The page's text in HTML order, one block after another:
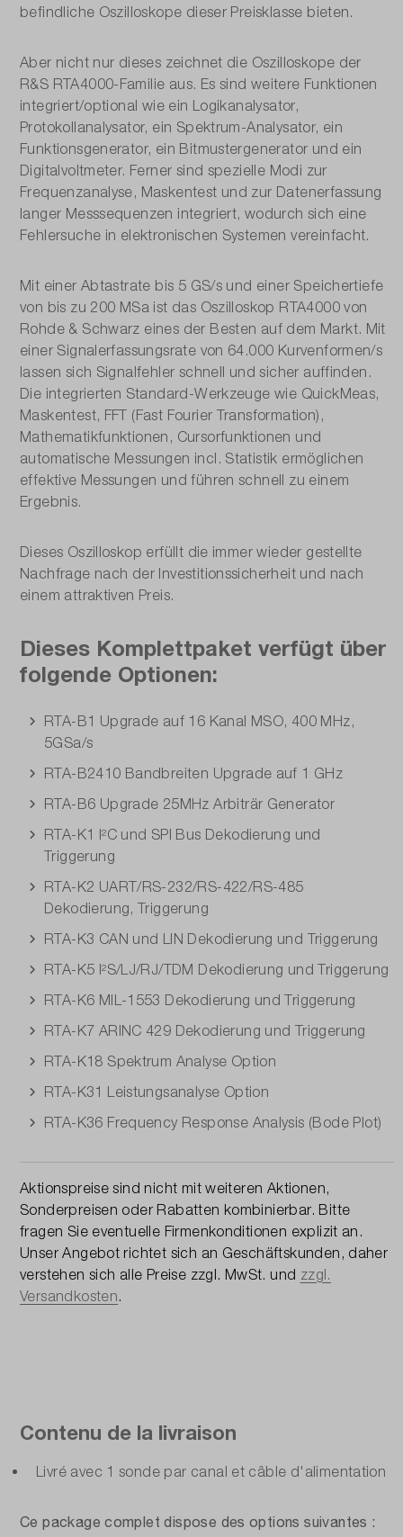
befindliche Oszilloskope dieser Preisklasse bieten.
Aber nicht nur dieses zeichnet die Oszilloskope der
R&S RTA4000-Familie aus. Es sind weitere Funktionen
integriert/optional wie ein Logikanalysator,
Protokollanalysator, ein Spektrum-Analysator, ein
Funktionsgenerator, ein Bitmustergenerator und ein
Digitalvoltmeter. Ferner sind spezielle Modi zur
Frequenzanalyse, Maskentest und zur Datenerfassung
langer Messsequenzen integriert, wodurch sich eine
Fehlersuche in elektronischen Systemen vereinfacht.
Mit einer Abtastrate bis 5 GS/s und einer Speichertiefe
von bis zu 200 MSa ist das Oszilloskop RTA4000 von
Rohde & Schwarz eines der Besten auf dem Markt. Mit
einer Signalerfassungsrate von 64.000 Kurvenformen/s
lassen sich Signalfehler schnell und sicher auffinden.
Die integrierten Standard-Werkzeuge wie QuickMeas,
Maskentest, FFT (Fast Fourier Transformation),
Mathematikfunktionen, Cursorfunktionen und
automatische Messungen incl. Statistik ermöglichen
effektive Messungen und führen schnell zu einem
Ergebnis.
Dieses Oszilloskop erfüllt die immer wieder gestellte
Nachfrage nach der Investitionssicherheit und nach
einem attraktiven Preis.
Dieses Komplettpaket verfügt über
folgende Optionen:
RTA-B1 Upgrade auf 16 Kanal MSO, 400 MHz,
5GSa/s
RTA-B2410 Bandbreiten Upgrade auf 1 GHz
RTA-B6 Upgrade 25MHz Arbiträr Generator
RTA-K1 I²C und SPI Bus Dekodierung und
Triggerung
RTA-K2 UART/RS-232/RS-422/RS-485
Dekodierung, Triggerung
RTA-K3 CAN und LIN Dekodierung und Triggerung
RTA-K5 I²S/LJ/RJ/TDM Dekodierung und Triggerung
RTA-K6 MIL-1553 Dekodierung und Triggerung
RTA-K7 ARINC 429 Dekodierung und Triggerung
RTA-K18 Spektrum Analyse Option
RTA-K31 Leistungsanalyse Option
RTA-K36 Frequency Response Analysis (Bode Plot)
Aktionspreise sind nicht mit weiteren Aktionen,
Sonderpreisen oder Rabatten kombinierbar. Bitte
fragen Sie eventuelle Firmenkonditionen explizit an.
Unser Angebot richtet sich an Geschäftskunden, daher
verstehen sich alle Preise zzgl. MwSt. und zzgl.
Versandkosten.
Contenu de la livraison
Livré avec 1 sonde par canal et câble d'alimentation
Ce package complet dispose des options suivantes :